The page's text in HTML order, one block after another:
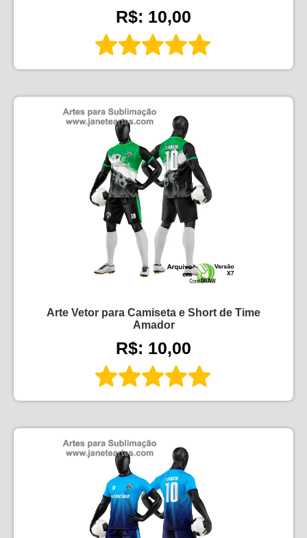
R$: 10,00
Arte Vetor para Camiseta e Short de Time
Amador
R$: 10,00